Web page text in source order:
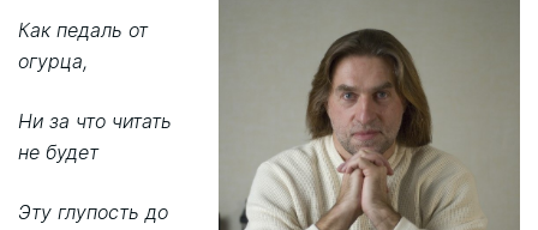
Как педаль от
огурца,
Ни за что читать
не будет
Эту глупость до